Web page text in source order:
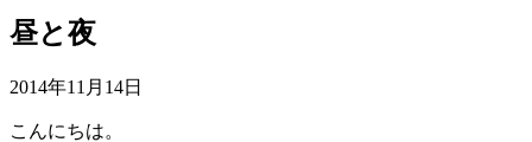
昼と夜
2014年11月14日
こんにちは。